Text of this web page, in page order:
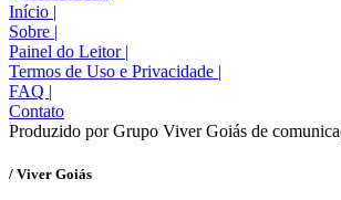
Início |
Sobre |
Painel do Leitor |
Termos de Uso e Privacidade |
FAQ |
Contato
Produzido por Grupo Viver Goiás de
/ Viver Goiás